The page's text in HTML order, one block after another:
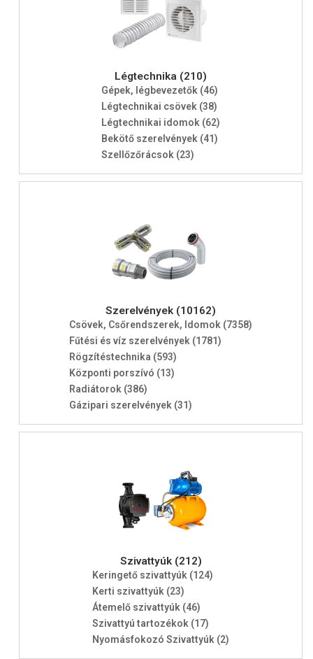
Légtechnika (210)
Gépek, légbevezetők (46)
Légtechnikai csövek (38)
Légtechnikai idomok (62)
Bekötő szerelvények (41)
Szellőzőrácsok (23)
Szerelvények (10162)
Csövek, Csőrendszerek, Idomok (7358)
Fűtési és víz szerelvények (1781)
Rögzítéstechnika (593)
Központi porszívó (13)
Radiátorok (386)
Gázipari szerelvények (31)
Szivattyúk (212)
Keringető szivattyúk (124)
Kerti szivattyúk (23)
Átemelő szivattyúk (46)
Szivattyú tartozékok (17)
Nyomásfokozó Szivattyúk (2)